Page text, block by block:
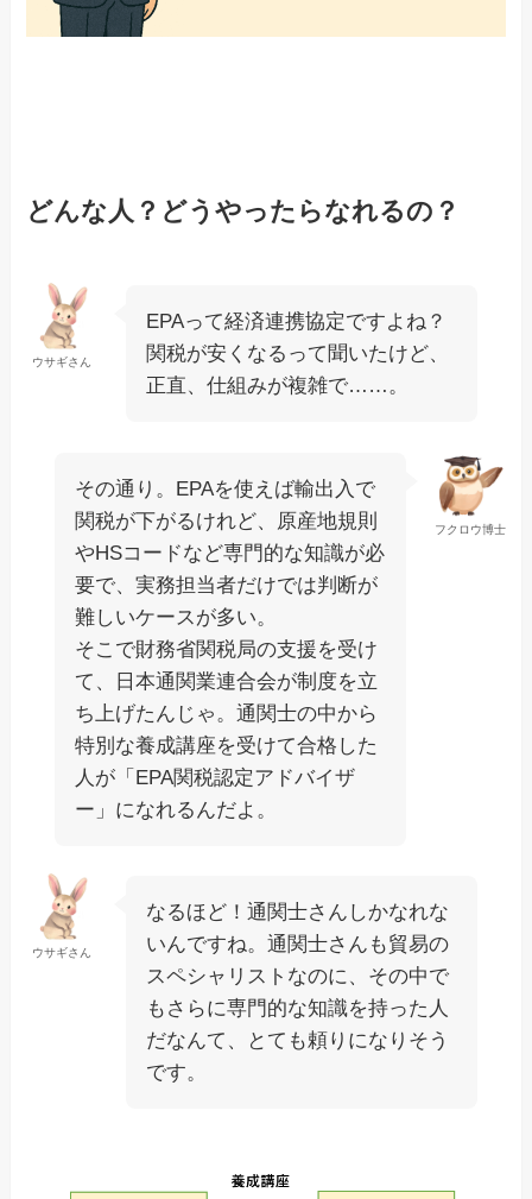
どんな人？どうやったらなれるの？
ウサギさん
EPAって経済連携協定ですよね？
関税が安くなるって聞いたけど、
正直、仕組みが複雑で……。
フクロウ博士
その通り。EPAを使えば輸出入で
関税が下がるけれど、原産地規則
やHSコードなど専門的な知識が必
要で、実務担当者だけでは判断が
難しいケースが多い。
そこで財務省関税局の支援を受け
て、日本通関業連合会が制度を立
ち上げたんじゃ。通関士の中から
特別な養成講座を受けて合格した
人が「EPA関税認定アドバイザ
ー」になれるんだよ。
ウサギさん
なるほど！通関士さんしかなれな
いんですね。通関士さんも貿易の
スペシャリストなのに、その中で
もさらに専門的な知識を持った人
だなんて、とても頼りになりそう
です。